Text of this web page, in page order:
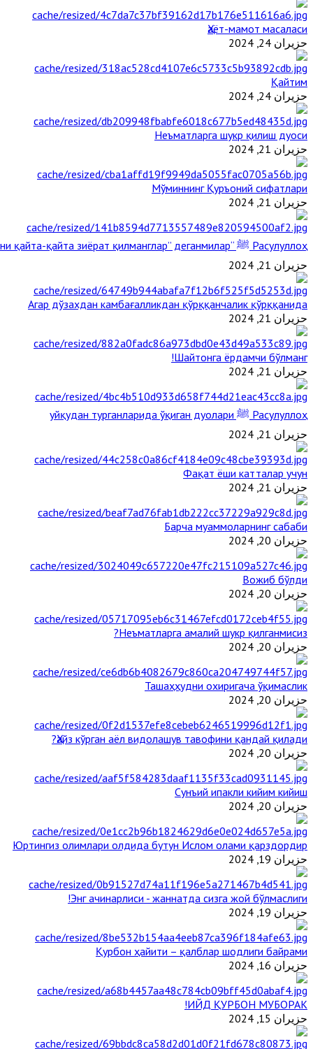
Ҳаёт-мамот масаласи
حزيران 24, 2024
Қайтим
حزيران 24, 2024
Неъматларга шукр қилиш дуоси
حزيران 21, 2024
Мўминнинг Қуръоний сифатлари
حزيران 21, 2024
Расулуллоҳ ﷺ “Қабримни қайта-қайта зиёрат қилманглар” деганмилар?
حزيران 21, 2024
Агар дўзахдан камбағалликдан қўрққанчалик қўрққанида
حزيران 21, 2024
Шайтонга ёрдамчи бўлманг!
حزيران 21, 2024
Расулуллоҳ ﷺ уйқудан турганларида ўқиган дуолари
حزيران 21, 2024
Фақат ёши катталар учун
حزيران 21, 2024
Барча муаммоларнинг сабаби
حزيران 20, 2024
Вожиб бўлди
حزيران 20, 2024
Неъматларга амалий шукр қилганмисиз?
حزيران 20, 2024
Ташаҳҳудни охиригача ўқимаслик
حزيران 20, 2024
Ҳайз кўрган аёл видолашув тавофини қандай қилади?
حزيران 20, 2024
Сунъий ипакли кийим кийиш
حزيران 20, 2024
Юртингиз олимлари олдида бутун Ислом олами қарздордир
حزيران 19, 2024
Энг ачинарлиси - жаннатда сизга жой бўлмаслиги!
حزيران 19, 2024
Қурбон ҳайити – қалблар шодлиги байрами
حزيران 16, 2024
ИЙД ҚУРБОН МУБОРАК!
حزيران 15, 2024